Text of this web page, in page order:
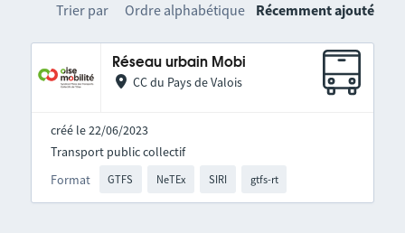
Trier par Ordre alphabétique Récemment ajouté
Réseau urbain Mobi
CC du Pays de Valois
créé le 22/06/2023
Format GTFS NeTEx SIRI gtfs-rt
Transport public collectif